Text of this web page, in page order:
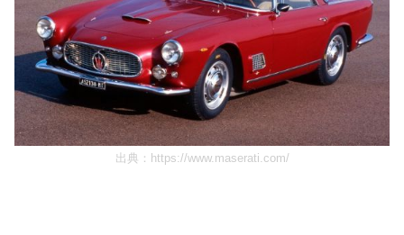
出典： https://www.maserati.com/